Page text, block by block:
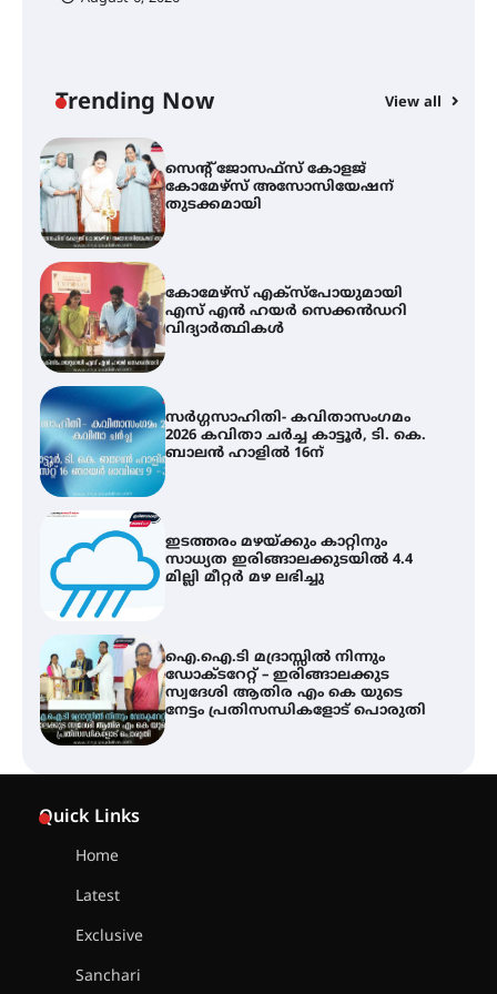
Trending Now View all
കോമേഴ്സ് എക്സ്പോയുമായി
എസ് എൻ ഹയർ സെക്കൻഡറി
വിദ്യാർത്ഥികൾ
സർഗ്ഗസാഹിതി- കവിതാസംഗമം
2026 കവിതാ ചർച്ച കാട്ടൂർ, ടി. കെ.
ബാലൻ ഹാളിൽ 16ന്
ഇടത്തരം മഴയ്ക്കും കാറ്റിനും
സാധ്യത ഇരിങ്ങാലക്കുടയിൽ 4.4
മില്ലി മീറ്റർ മഴ ലഭിച്ചു
ഐ.ഐ.ടി മദ്രാസ്സിൽ നിന്നും
ഡോക്ടറേറ്റ് – ഇരിങ്ങാലക്കുട
സ്വദേശി ആതിര എം കെ യുടെ
നേട്ടം പ്രതിസന്ധികളോട് പൊരുതി
ട്യുണീഷ്യൻ ചിത്രം ” ദി വോയിസ്
ഓഫ് ഹിന്ദ് റജബ് ” ഇരിങ്ങാലക്കുട
ഫിലിം സൊസൈറ്റി ആഗസ്റ്റ് 7
വെള്ളിയാഴ്ച സ്‌ക്രീൻ ചെയ്യുന്നു
Quick Links
Home
Latest
Exclusive
Sanchari